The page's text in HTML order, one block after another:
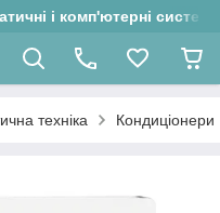
і комп'ютерні системи
техніка Кондиціонери